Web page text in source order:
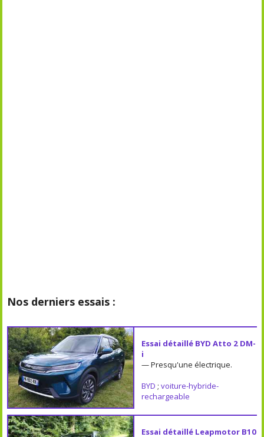
Nos derniers essais :
Essai détaillé BYD Atto 2 DM-
i
— Presqu'une électrique.
BYD ; voiture-hybride-
rechargeable
Essai détaillé Leapmotor B10